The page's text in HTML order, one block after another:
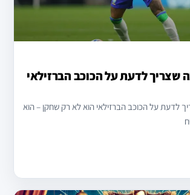
שצריך לדעת על הכוכב הברזילאי
לדעת על הכוכב הברזילאי הוא לא רק שחקן – הוא